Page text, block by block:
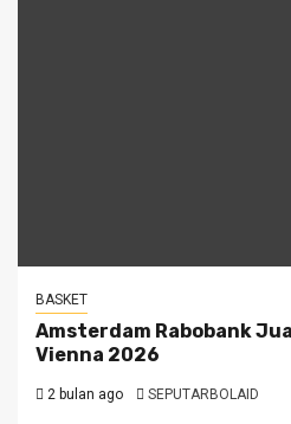
BASKET
Amsterdam Rabobank
Vienna 2026
2 bulan ago SEPUTARBOLAID